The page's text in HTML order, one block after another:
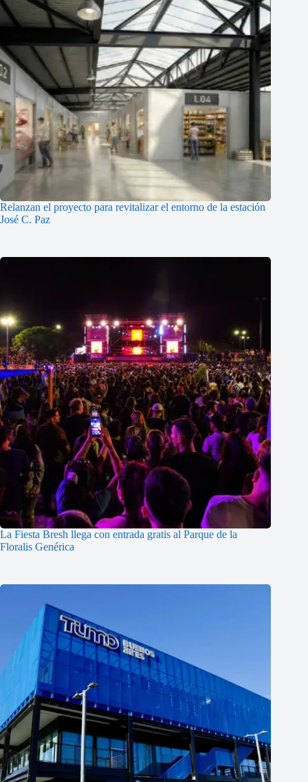
Relanzan el proyecto para revitalizar el entorno de la estación
José C. Paz
La Fiesta Bresh llega con entrada gratis al Parque de la
Floralis Genérica